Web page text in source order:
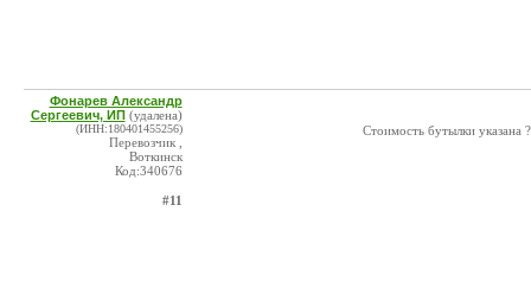
Фонарев Александр
Сергеевич, ИП (удалена)
(ИНН:180401455256)
Перевозчик ,
Воткинск
Код:340676
#11
Стоимость бутылки указана